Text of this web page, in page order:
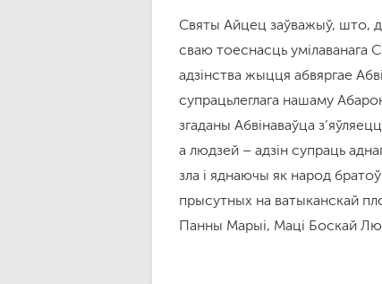
Святы Айцец заўважыў, што,
сваю тоеснасць умілаванага
адзінства жыцця абвяргае
супрацьлеглага нашаму
згаданы Абвінаваўца
а людзей – адзін супраць
зла і яднаючы як народ
прысутных на ватыканскай
Панны Марыі, Маці Боскай